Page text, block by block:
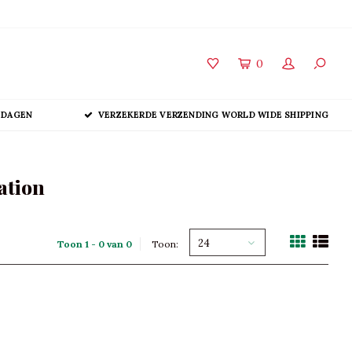
0
VERZEKERDE VERZENDING WORLD WIDE SHIPPING
Toon 1 - 0 van 0 Toon: 24